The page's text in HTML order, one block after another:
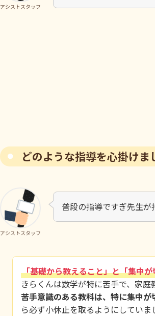
アシストスタッフ
どのような指導を心掛けま
アシストスタッフ
普段の指導ですぎ先生
「基礎から教えること」と「集中
きらくんは数学が特に苦手で、家庭
苦手意識のある教科は、特に集中が
ら必ず小休止を取るようにしてい